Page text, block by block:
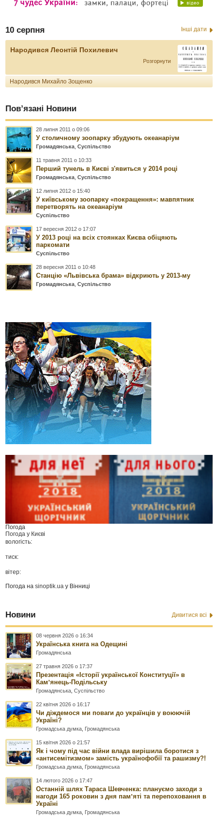
10 серпня Інші дати
Народився Леонтій Похилевич
Розгорнути
Народився Михайло Зощенко
Пов’язані Новини
28 липня 2011 о 09:06
У столичному зоопарку збудують океанаріум
Громадянська ,Суспільство
11 травня 2011 о 10:33
Перший тунель в Києві з'явиться у 2014 році
Громадянська ,Суспільство
12 липня 2012 о 15:40
У київському зоопарку «покращення»: мавпятник
перетворять на океанаріум
Суспільство
17 вересня 2012 о 17:07
У 2013 році на всіх стоянках Києва обіцяють
паркомати
Суспільство
28 вересня 2011 о 10:48
Станцію «Львівська брама» відкриють у 2013-му
Громадянська ,Суспільство
Погода
Погода у Києві
вологість:
тиск:
вітер:
Погода наsinoptik.ua у Вінниці
Новини Дивитися всі
08 червня 2026 о 16:34
Українська книга на Одещині
Громадянська
27 травня 2026 о 17:37
Презентація «Історії української Конституції» в
Камʼянець-Подільську
Громадянська ,Суспільство
22 квітня 2026 о 16:17
Чи діждемося ми поваги до українців у воюючій
Україні?
Громадська думка Громадянська
15 квітня 2026 о 21:57
Як і чому під час війни влада вирішила боротися з
«антисемітизмом» замість українофобії та рашизму?!
Громадська думка Громадянська
14 лютого 2026 о 17:47
Останній шлях Тараса Шевченка: плануємо заходи з
нагоди 165 роковин з дня памʼяті та перепоховання в
Україні
Громадська думка Громадянська